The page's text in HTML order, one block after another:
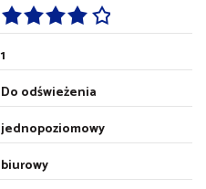
1
Do odświeżenia
jednopoziomowy
biurowy